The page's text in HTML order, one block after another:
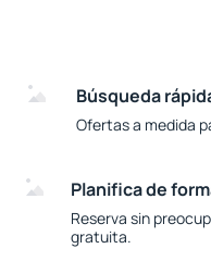
Búsqueda
Ofertas a medida
Planifica de
Reserva sin
gratuita.